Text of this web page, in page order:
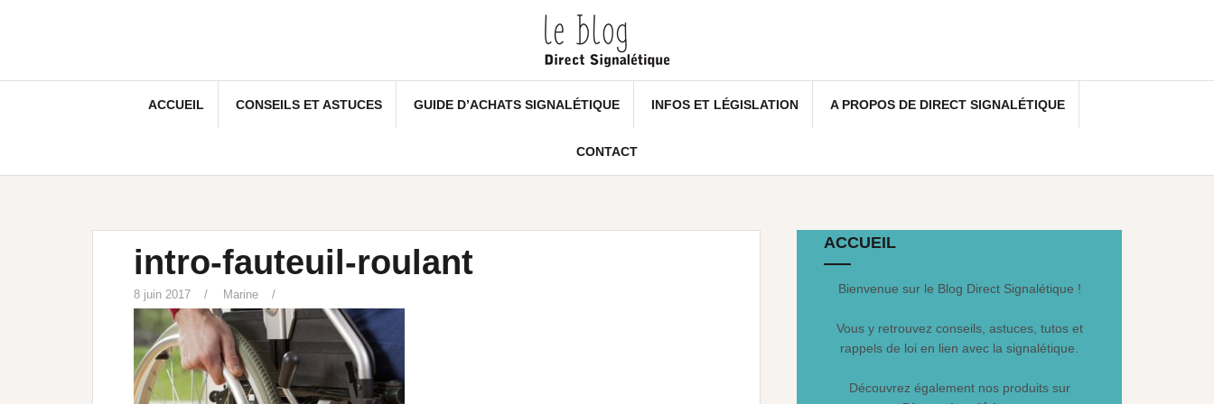
ACCUEIL CONSEILS ET ASTUCES GUIDE D’ACHATS SIGNALÉTIQUE INFOS ET LÉGISLATION A PROPOS DE DIRECT SIGNALÉTIQUE
CONTACT
intro-fauteuil-roulant
8 juin 2017 Marine
ACCUEIL
Bienvenue sur le Blog Direct Signalétique !
Vous y retrouvez conseils, astuces, tutos et
rappels de loi en lien avec la signalétique.
Découvrez également nos produits sur